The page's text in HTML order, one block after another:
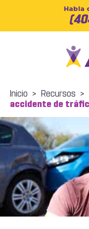
Habla
Inicio > Recursos >
accidente de